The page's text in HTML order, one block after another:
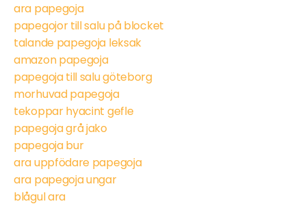
ara papegoja
papegojor till salu på blocket
talande papegoja leksak
amazon papegoja
papegoja till salu göteborg
morhuvad papegoja
tekoppar hyacint gefle
papegoja grå jako
papegoja bur
ara uppfödare papegoja
ara papegoja ungar
blågul ara